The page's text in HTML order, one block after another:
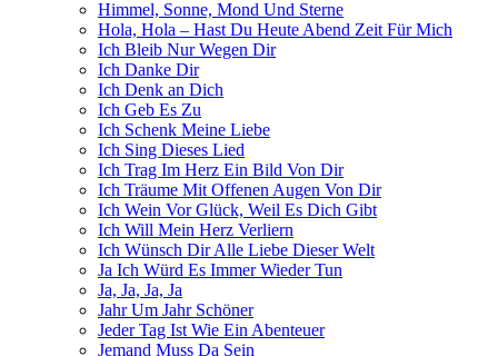
Himmel, Sonne, Mond Und Sterne
Hola, Hola – Hast Du Heute Abend Zeit Für Mich
Ich Bleib Nur Wegen Dir
Ich Danke Dir
Ich Denk an Dich
Ich Geb Es Zu
Ich Schenk Meine Liebe
Ich Sing Dieses Lied
Ich Trag Im Herz Ein Bild Von Dir
Ich Träume Mit Offenen Augen Von Dir
Ich Wein Vor Glück, Weil Es Dich Gibt
Ich Will Mein Herz Verliern
Ich Wünsch Dir Alle Liebe Dieser Welt
Ja Ich Würd Es Immer Wieder Tun
Ja, Ja, Ja, Ja
Jahr Um Jahr Schöner
Jeder Tag Ist Wie Ein Abenteuer
Jemand Muss Da Sein